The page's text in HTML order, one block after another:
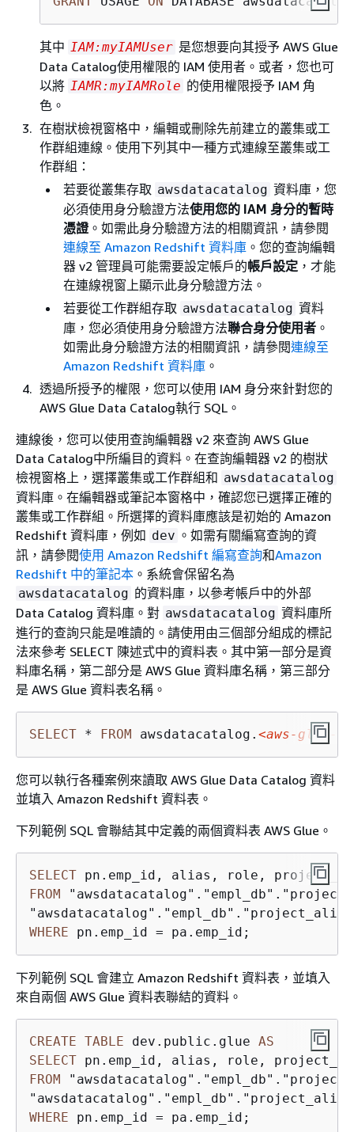
其中 IAM:myIAMUser 是您想要向其授予 AWS Glue
Data Catalog使用權限的 IAM 使用者。或者，您也可
以將 IAMR:myIAMRole 的使用權限授予 IAM 角
色。
在樹狀檢視窗格中，編輯或刪除先前建立的叢集或工
作群組連線。使用下列其中一種方式連線至叢集或工
作群組：
若要從叢集存取 awsdatacatalog 資料庫，您
必須使用身分驗證方法使用您的 IAM 身分的暫時
憑證 。如需此身分驗證方法的相關資訊，請參閱
連線至 Amazon Redshift 資料庫 。您的查詢編輯
器 v2 管理員可能需要設定帳戶的帳戶設定 ，才能
在連線視窗上顯示此身分驗證方法。
若要從工作群組存取 awsdatacatalog 資料
庫，您必須使用身分驗證方法聯合身分使用者 。
如需此身分驗證方法的相關資訊，請參閱連線至
Amazon Redshift 資料庫 。
透過所授予的權限，您可以使用 IAM 身分來針對您的
AWS Glue Data Catalog執行 SQL。
連線後，您可以使用查詢編輯器 v2 來查詢 AWS Glue
Data Catalog中所編目的資料。在查詢編輯器 v2 的樹狀
檢視窗格上，選擇叢集或工作群組和 awsdatacatalog
資料庫。在編輯器或筆記本窗格中，確認您已選擇正確的
叢集或工作群組。所選擇的資料庫應該是初始的 Amazon
Redshift 資料庫，例如 dev 。如需有關編寫查詢的資
訊，請參閱使用 Amazon Redshift 編寫查詢和Amazon
Redshift 中的筆記本 。系統會保留名為
awsdatacatalog 的資料庫，以參考帳戶中的外部
Data Catalog 資料庫。對 awsdatacatalog 資料庫所
進行的查詢只能是唯讀的。請使用由三個部分組成的標記
法來參考 SELECT 陳述式中的資料表。其中第一部分是資
料庫名稱，第二部分是 AWS Glue 資料庫名稱，第三部分
是 AWS Glue 資料表名稱。
SELECT * FROM awsdatacatalog. <aws- glue -
您可以執行各種案例來讀取 AWS Glue Data Catalog 資料
並填入 Amazon Redshift 資料表。
下列範例 SQL 會聯結其中定義的兩個資料表 AWS Glue。
SELECT
FROM
WHERE pn.emp_id = pa.emp_id;
下列範例 SQL 會建立 Amazon Redshift 資料表，並填入
來自兩個 AWS Glue 資料表聯結的資料。
CREATE TABLE dev.public.glue AS
SELECT
FROM
WHERE pn.emp_id = pa.emp_id;